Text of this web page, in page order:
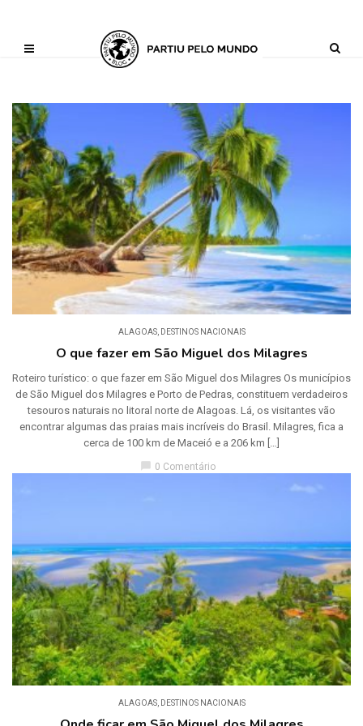
('AI_CONTENT_MARKER_NO_GET_SIDEBAR', true);
ALAGOAS, DESTINOS NACIONAIS
O que fazer em São Miguel dos Milagres
Roteiro turístico: o que fazer em São Miguel dos Milagres Os municípios
de São Miguel dos Milagres e Porto de Pedras, constituem verdadeiros
tesouros naturais no litoral norte de Alagoas. Lá, os visitantes vão
encontrar algumas das praias mais incríveis do Brasil. Milagres, fica a
cerca de 100 km de Maceió e a 206 km […]
chat_bubble 0 Comentário
ALAGOAS, DESTINOS NACIONAIS